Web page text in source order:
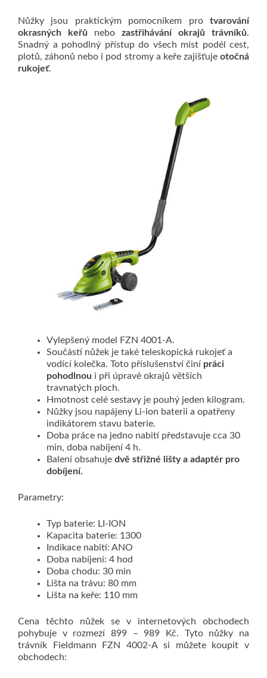
Nůžky jsou praktickým pomocníkem pro tvarování
okrasných keřů nebo zastřihávání okrajů trávníků.
Snadný a pohodlný přístup do všech míst podél cest,
plotů, záhonů nebo i pod stromy a keře zajišťuje otočná
rukojeť.
Vylepšený model FZN 4001-A.
Součástí nůžek je také teleskopická rukojeť a
vodící kolečka. Toto příslušenství činí práci
pohodlnou i při úpravě okrajů větších
travnatých ploch.
Hmotnost celé sestavy je pouhý jeden kilogram.
Nůžky jsou napájeny Li-ion baterii a opatřeny
indikátorem stavu baterie.
Doba práce na jedno nabití představuje cca 30
min, doba nabíjení 4 h.
Balení obsahuje dvě střižné lišty a adaptér pro
dobíjení.
Parametry:
Typ baterie: LI-ION
Kapacita baterie: 1300
Indikace nabití: ANO
Doba nabíjení: 4 hod
Doba chodu: 30 min
Lišta na trávu: 80 mm
Lišta na keře: 110 mm
Cena těchto nůžek se v internetových obchodech
pohybuje v rozmezí 899 – 989 Kč. Tyto nůžky na
trávník Fieldmann FZN 4002-A si můžete koupit v
obchodech: